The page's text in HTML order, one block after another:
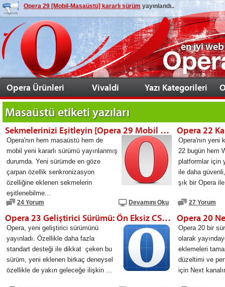
Opera 29 [Mobil-Masaüstü] kararlı sürümyayınlandı..
en iyi
Opera Ürünleri Vivaldi Yazı Kategorileri
Masaüstüetiketi yazıları
Sekmelerinizi Eşitleyin [Opera 29 Mobil ve Masaüstü Sürüm]
Opera'nın hem masaüstü hem de
mobil yeni kararlı sürümü yayınlanmış
durumda. Yeni sürümde en göze
çarpan özellik senkronizasyon
özelliğine eklenen sekmelerin
eşitlenebilme...
24 Yorum Devamını Oku
Opera 22
Opera'nın yeni
22 bugün hem
platformlar için
ile daha
şık bir Opera
27 Yorum
Opera 23 Geliştirici Sürümü: Ön Eksiz CSS Geçişleri – Linux
Opera, yeni geliştirici sürümünü
yayınladı. Özellikle daha fazla
standart desteği ile dikkat çeken bu
sürüm, yeni eklenen birkaç deneysel
özellikle de yakın geleceğe ilişkin ...
Opera 20
Opera 20 bir
olarak
eklemeleri
düzeltimi ve
için Next